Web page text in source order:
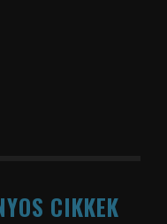
CIKKEK